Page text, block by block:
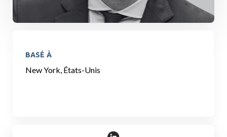
BASÉ À
New York, États-Unis